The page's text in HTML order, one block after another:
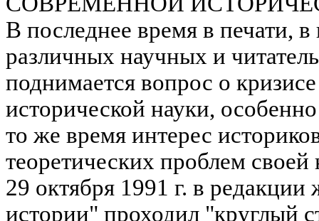
В последнее время в печати,
различных научных и
поднимается вопрос о
исторической науки,
то же время интерес
теоретических проблем своей
29 октября 1991 г. в
истории" проходил "круглый